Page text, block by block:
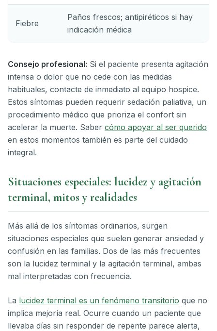
Fiebre
Paños frescos; antipiréticos si hay
indicación médica
Consejo profesional: Si el paciente presenta agitación
intensa o dolor que no cede con las medidas
habituales, contacte de inmediato al equipo hospice.
Estos síntomas pueden requerir sedación paliativa, un
procedimiento médico que prioriza el confort sin
acelerar la muerte. Saber cómo apoyar al ser querido
en estos momentos también es parte del cuidado
integral.
Situaciones especiales: lucidez y agitación
terminal, mitos y realidades
Más allá de los síntomas ordinarios, surgen
situaciones especiales que suelen generar ansiedad y
confusión en las familias. Dos de las más frecuentes
son la lucidez terminal y la agitación terminal, ambas
mal interpretadas con frecuencia.
La lucidez terminal es un fenómeno transitorio que no
implica mejoría real. Ocurre cuando un paciente que
llevaba días sin responder de repente parece alerta,